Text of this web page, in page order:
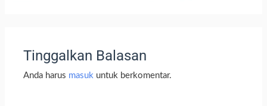
Tinggalkan Balasan
Anda harus masuk untuk berkomentar.